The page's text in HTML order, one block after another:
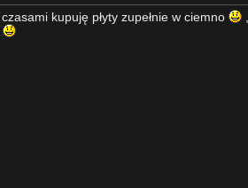
kupuję płyty zupełnie w ciemno